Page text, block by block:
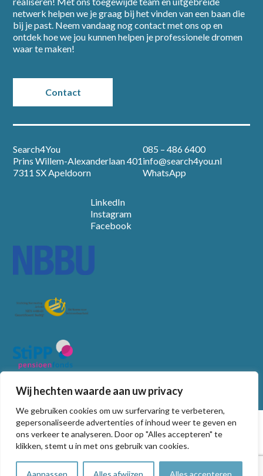
Wij hechten waarde aan uw privacy
We gebruiken cookies om uw surfervaring te verbeteren,
gepersonaliseerde advertenties of inhoud weer te geven en
ons verkeer te analyseren. Door op "Alles accepteren" te
klikken, stemt u in met ons gebruik van cookies.
Aanpassen Alles afwijzen Alles accepteren
netwerk helpen we je graag bij het vinden van een baan die
bij je past. Neem vandaag nog contact met ons op en
ontdek hoe we jou kunnen helpen je professionele dromen
waar te maken!
Contact
Search4You
Prins Willem-Alexanderlaan 401
7311 SX Apeldoorn
085 – 486 6400
info@search4you.nl
WhatsApp
LinkedIn
Instagram
Facebook
© Copyright2026
Algemene voorwaarden
Non-discriminatie beleid